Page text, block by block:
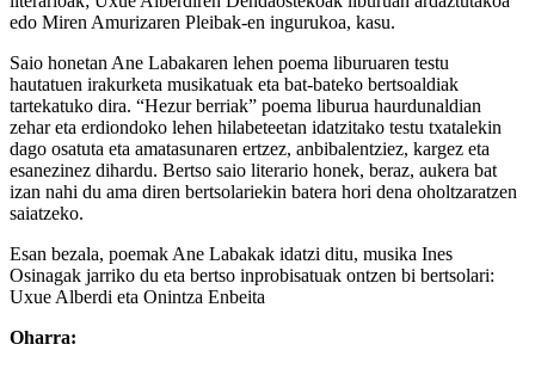
edo Miren Amurizaren Pleibak-en ingurukoa, kasu.
Saio honetan Ane Labakaren lehen poema liburuaren testu
hautatuen irakurketa musikatuak eta bat-bateko bertsoaldiak
tartekatuko dira. “Hezur berriak” poema liburua haurdunaldian
zehar eta erdiondoko lehen hilabeteetan idatzitako testu txatalekin
dago osatuta eta amatasunaren ertzez, anbibalentziez, kargez eta
esanezinez dihardu. Bertso saio literario honek, beraz, aukera bat
izan nahi du ama diren bertsolariekin batera hori dena oholtzaratzen
saiatzeko.
Esan bezala, poemak Ane Labakak idatzi ditu, musika Ines
Osinagak jarriko du eta bertso inprobisatuak ontzen bi bertsolari:
Uxue Alberdi eta Onintza Enbeita
Oharra: